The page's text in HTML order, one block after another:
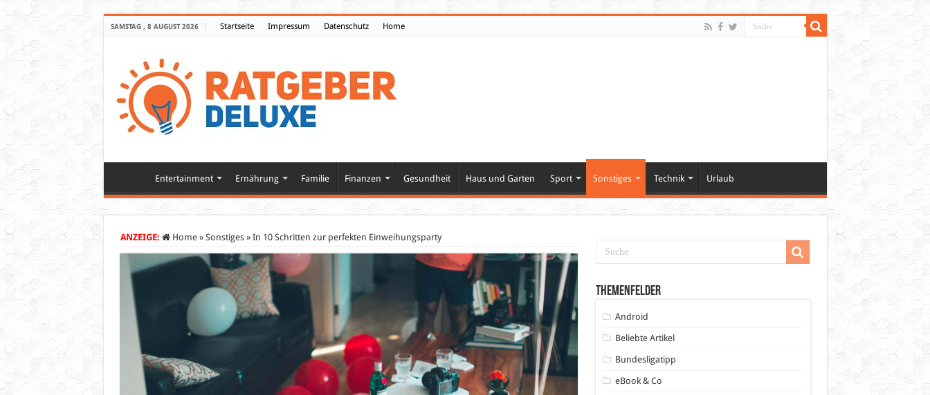
SAMSTAG , 8 AUGUST 2026 Startseite Impressum Datenschutz Home
Entertainment Ernährung Familie Finanzen Gesundheit Haus und Garten Sport Sonstiges Technik Urlaub
ANZEIGE: Home » Sonstiges » In 10 Schritten zur perfekten Einweihungsparty
Themenfelder
Android
Beliebte Artikel
Bundesligatipp
eBook & Co